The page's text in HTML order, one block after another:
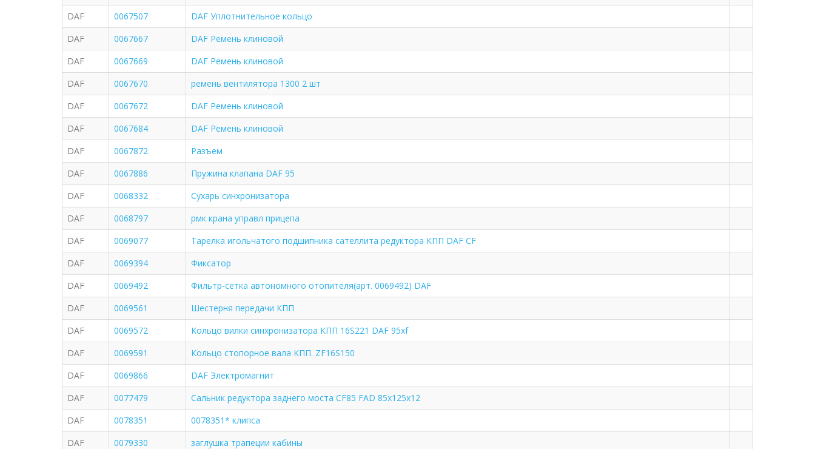
DAF
0067507
DAF Уплотнительное кольцо
DAF
0067667
DAF Ремень клиновой
DAF
0067669
DAF Ремень клиновой
DAF
0067670
ремень вентилятора 1300 2 шт
DAF
0067672
DAF Ремень клиновой
DAF
0067684
DAF Ремень клиновой
DAF
0067872
Разъем
DAF
0067886
Пружина клапана DAF 95
DAF
0068332
Сухарь синхронизатора
DAF
0068797
рмк крана управл прицепа
DAF
0069077
Тарелка игольчатого подшипника сателлита редуктора КПП DAF CF
DAF
0069394
Фиксатор
DAF
0069492
Фильтр-сетка автономного отопителя(арт. 0069492) DAF
DAF
0069561
Шестерня передачи КПП
DAF
0069572
Кольцо вилки синхронизатора КПП 16S221 DAF 95xf
DAF
0069591
Кольцо стопорное вала КПП. ZF16S150
DAF
0069866
DAF Электромагнит
DAF
0077479
Сальник редуктора заднего моста CF85 FAD 85x125x12
DAF
0078351
0078351* клипса
DAF
0079330
заглушка трапеции кабины